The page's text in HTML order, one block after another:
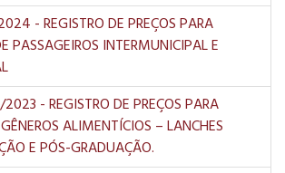
- REGISTRO DE PREÇOS PARA
PASSAGEIROS INTERMUNICIPAL E
- REGISTRO DE PREÇOS PARA
ALIMENTÍCIOS – LANCHES
E PÓS-GRADUAÇÃO.